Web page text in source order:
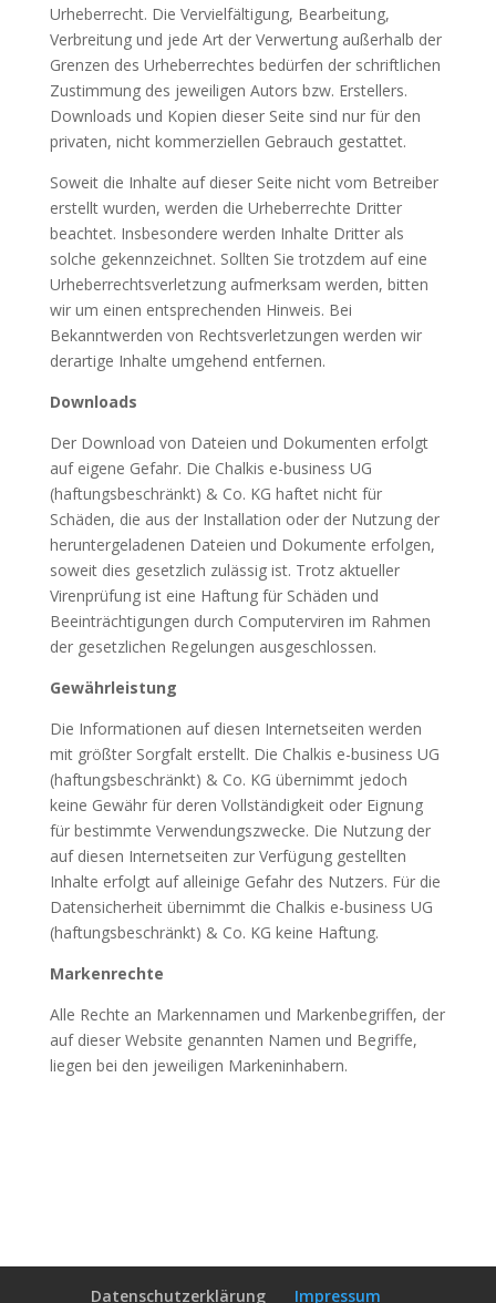
Urheberrecht. Die Vervielfältigung, Bearbeitung,
Verbreitung und jede Art der Verwertung außerhalb der
Grenzen des Urheberrechtes bedürfen der schriftlichen
Zustimmung des jeweiligen Autors bzw. Erstellers.
Downloads und Kopien dieser Seite sind nur für den
privaten, nicht kommerziellen Gebrauch gestattet.
Soweit die Inhalte auf dieser Seite nicht vom Betreiber
erstellt wurden, werden die Urheberrechte Dritter
beachtet. Insbesondere werden Inhalte Dritter als
solche gekennzeichnet. Sollten Sie trotzdem auf eine
Urheberrechtsverletzung aufmerksam werden, bitten
wir um einen entsprechenden Hinweis. Bei
Bekanntwerden von Rechtsverletzungen werden wir
derartige Inhalte umgehend entfernen.
Downloads
Der Download von Dateien und Dokumenten erfolgt
auf eigene Gefahr. Die Chalkis e-business UG
(haftungsbeschränkt) & Co. KG haftet nicht für
Schäden, die aus der Installation oder der Nutzung der
heruntergeladenen Dateien und Dokumente erfolgen,
soweit dies gesetzlich zulässig ist. Trotz aktueller
Virenprüfung ist eine Haftung für Schäden und
Beeinträchtigungen durch Computerviren im Rahmen
der gesetzlichen Regelungen ausgeschlossen.
Gewährleistung
Die Informationen auf diesen Internetseiten werden
mit größter Sorgfalt erstellt. Die Chalkis e-business UG
(haftungsbeschränkt) & Co. KG übernimmt jedoch
keine Gewähr für deren Vollständigkeit oder Eignung
für bestimmte Verwendungszwecke. Die Nutzung der
auf diesen Internetseiten zur Verfügung gestellten
Inhalte erfolgt auf alleinige Gefahr des Nutzers. Für die
Datensicherheit übernimmt die Chalkis e-business UG
(haftungsbeschränkt) & Co. KG keine Haftung.
Markenrechte
Alle Rechte an Markennamen und Markenbegriffen, der
auf dieser Website genannten Namen und Begriffe,
liegen bei den jeweiligen Markeninhabern.
Datenschutzerklärung Impressum